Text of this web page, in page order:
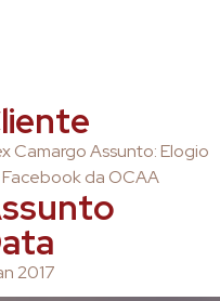
Camargo Assunto: Elogio
Facebook da OCAA
2017